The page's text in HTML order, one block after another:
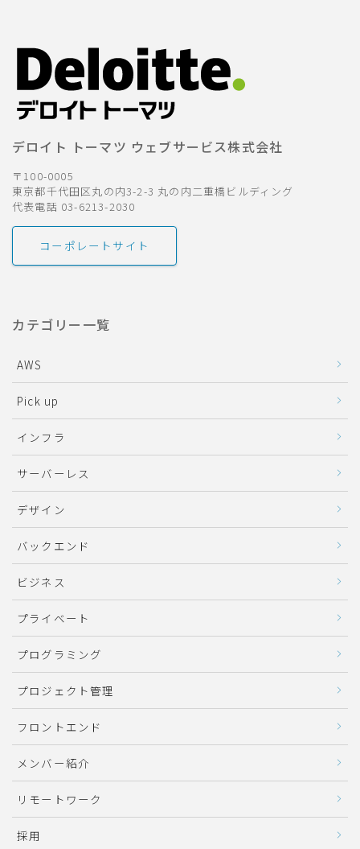
デロイト トーマツ ウェブサービス株式会社
〒100-0005
東京都千代田区丸の内3-2-3 丸の内二重橋ビルディング
代表電話 03-6213-2030
コーポレートサイト
カテゴリー一覧
AWS
Pick up
インフラ
サーバーレス
デザイン
バックエンド
ビジネス
プライベート
プログラミング
プロジェクト管理
フロントエンド
メンバー紹介
リモートワーク
採用